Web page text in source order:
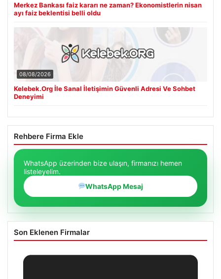
Merkez Bankası faiz kararı ne zaman? Ekonomistlerin nisan
ayı faiz beklentisi belli oldu
08/08/2026
Kelebek.Org İle Sanal İletişimin Güvenli Adresi Ve Sohbet
Deneyimi
Rehbere Firma Ekle
WhatsApp üzerinden bize ulaşın, firmanızı hemen
listeleyelim.
WhatsApp Mesaj
Son Eklenen Firmalar